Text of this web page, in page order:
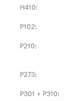
H410:
P102:
P210:
P273:
P301 + P310: